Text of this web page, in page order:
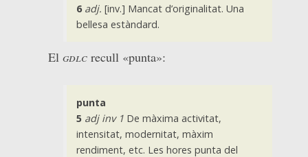
6 adj. [inv.] Mancat d’originalitat. Una
bellesa estàndard.
El gdlc recull «punta»:
punta
5 adj inv 1De màxima activitat,
intensitat, modernitat, màxim
rendiment, etc. Les hores punta del